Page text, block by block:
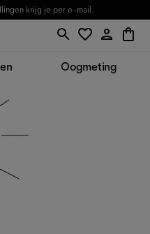
krijg je per e-mail.
Oogmeting